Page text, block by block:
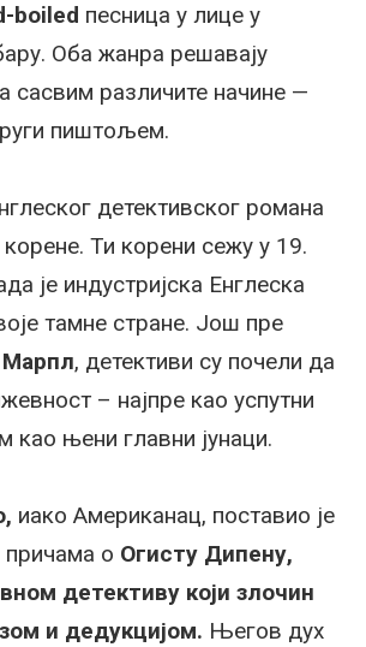
boiled песница у лице у
Оба жанра решавају
сасвим различите начине —
пиштољем.
детективског романа
корене. Ти корени сежу у 19.
је индустријска Енглеска
тамне стране. Још пре
, детективи су почели да
– најпре као успутни
као њени главни јунаци.
иако Американац, поставио је
о Огисту Дипену,
детективу који злочин
и дедукцијом. Његов дух